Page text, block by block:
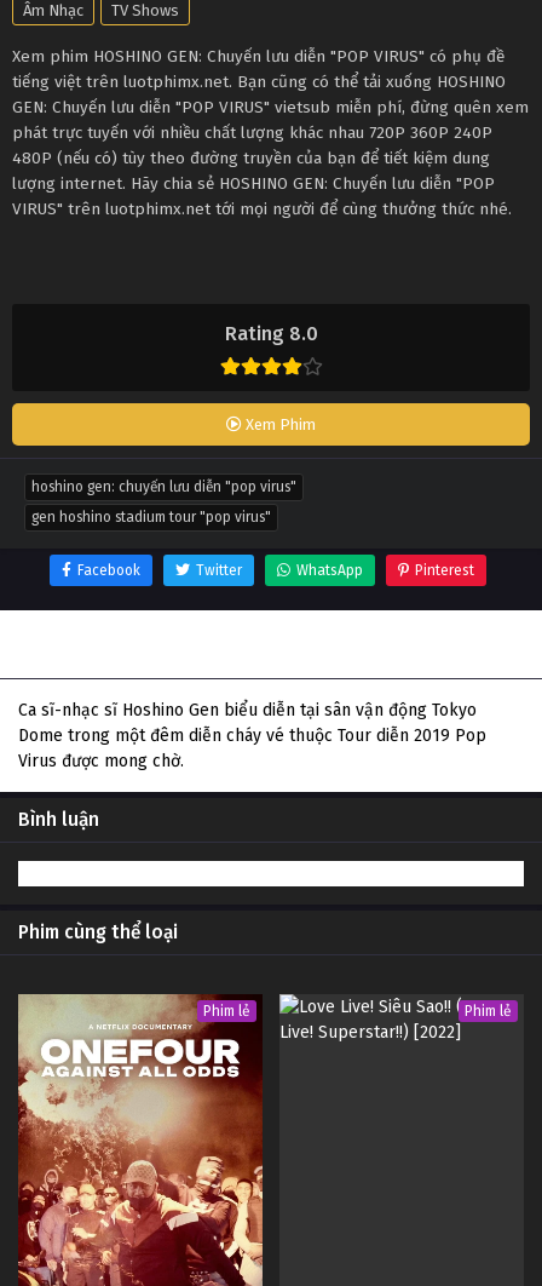
Rating 8.0
Xem Phim
Âm Nhạc TV Shows
Xem phim HOSHINO GEN: Chuyến lưu diễn "POP VIRUS" có phụ đề
tiếng việt trên luotphimx.net. Bạn cũng có thể tải xuống HOSHINO
GEN: Chuyến lưu diễn "POP VIRUS" vietsub miễn phí, đừng quên xem
phát trực tuyến với nhiều chất lượng khác nhau 720P 360P 240P
480P (nếu có) tùy theo đường truyền của bạn để tiết kiệm dung
lượng internet. Hãy chia sẻ HOSHINO GEN: Chuyến lưu diễn "POP
VIRUS" trên luotphimx.net tới mọi người để cùng thưởng thức nhé.
hoshino gen: chuyến lưu diễn "pop virus"
gen hoshino stadium tour "pop virus"
Facebook Twitter WhatsApp Pinterest
Ca sĩ-nhạc sĩ Hoshino Gen biểu diễn tại sân vận động Tokyo
Dome trong một đêm diễn cháy vé thuộc Tour diễn 2019 Pop
Virus được mong chờ.
Bình luận
Phim cùng thể loại
Phim lẻ Phim lẻ